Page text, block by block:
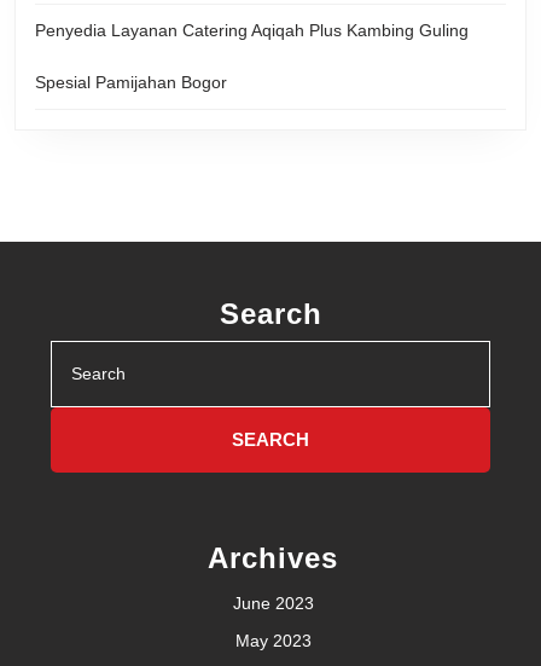
Penyedia Layanan Catering Aqiqah Plus Kambing Guling
Spesial Pamijahan Bogor
Search
for:
Archives
June 2023
May 2023